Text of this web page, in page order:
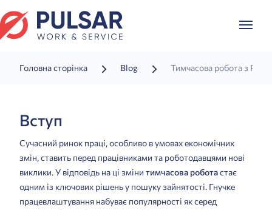
Головна сторінка Blog Тимчасова робота з
Вступ
Сучасний ринок праці, особливо в умовах економічних
змін, ставить перед працівниками та роботодавцями нові
виклики. У відповідь на ці зміни тимчасова роботастає
одним із ключових рішень у пошуку зайнятості. Гнучке
працевлаштування набуває популярності як серед